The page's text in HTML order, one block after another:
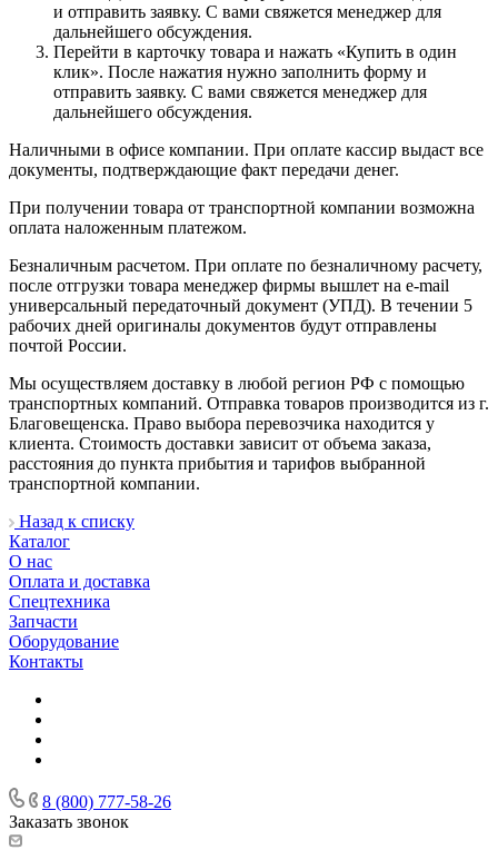
и отправить заявку. С вами свяжется менеджер для
дальнейшего обсуждения.
Перейти в карточку товара и нажать «Купить в один
клик». После нажатия нужно заполнить форму и
отправить заявку. С вами свяжется менеджер для
дальнейшего обсуждения.
Наличными в офисе компании. При оплате кассир выдаст все
документы, подтверждающие факт передачи денег.
При получении товара от транспортной компании возможна
оплата наложенным платежом.
Безналичным расчетом. При оплате по безналичному расчету,
после отгрузки товара менеджер фирмы вышлет на e-mail
универсальный передаточный документ (УПД). В течении 5
рабочих дней оригиналы документов будут отправлены
почтой России.
Мы осуществляем доставку в любой регион РФ с помощью
транспортных компаний. Отправка товаров производится из г.
Благовещенска. Право выбора перевозчика находится у
клиента. Стоимость доставки зависит от объема заказа,
расстояния до пункта прибытия и тарифов выбранной
транспортной компании.
Назад к списку
Каталог
О нас
Оплата и доставка
Спецтехника
Запчасти
Оборудование
Контакты
8 (800) 777-58-26
Заказать звонок